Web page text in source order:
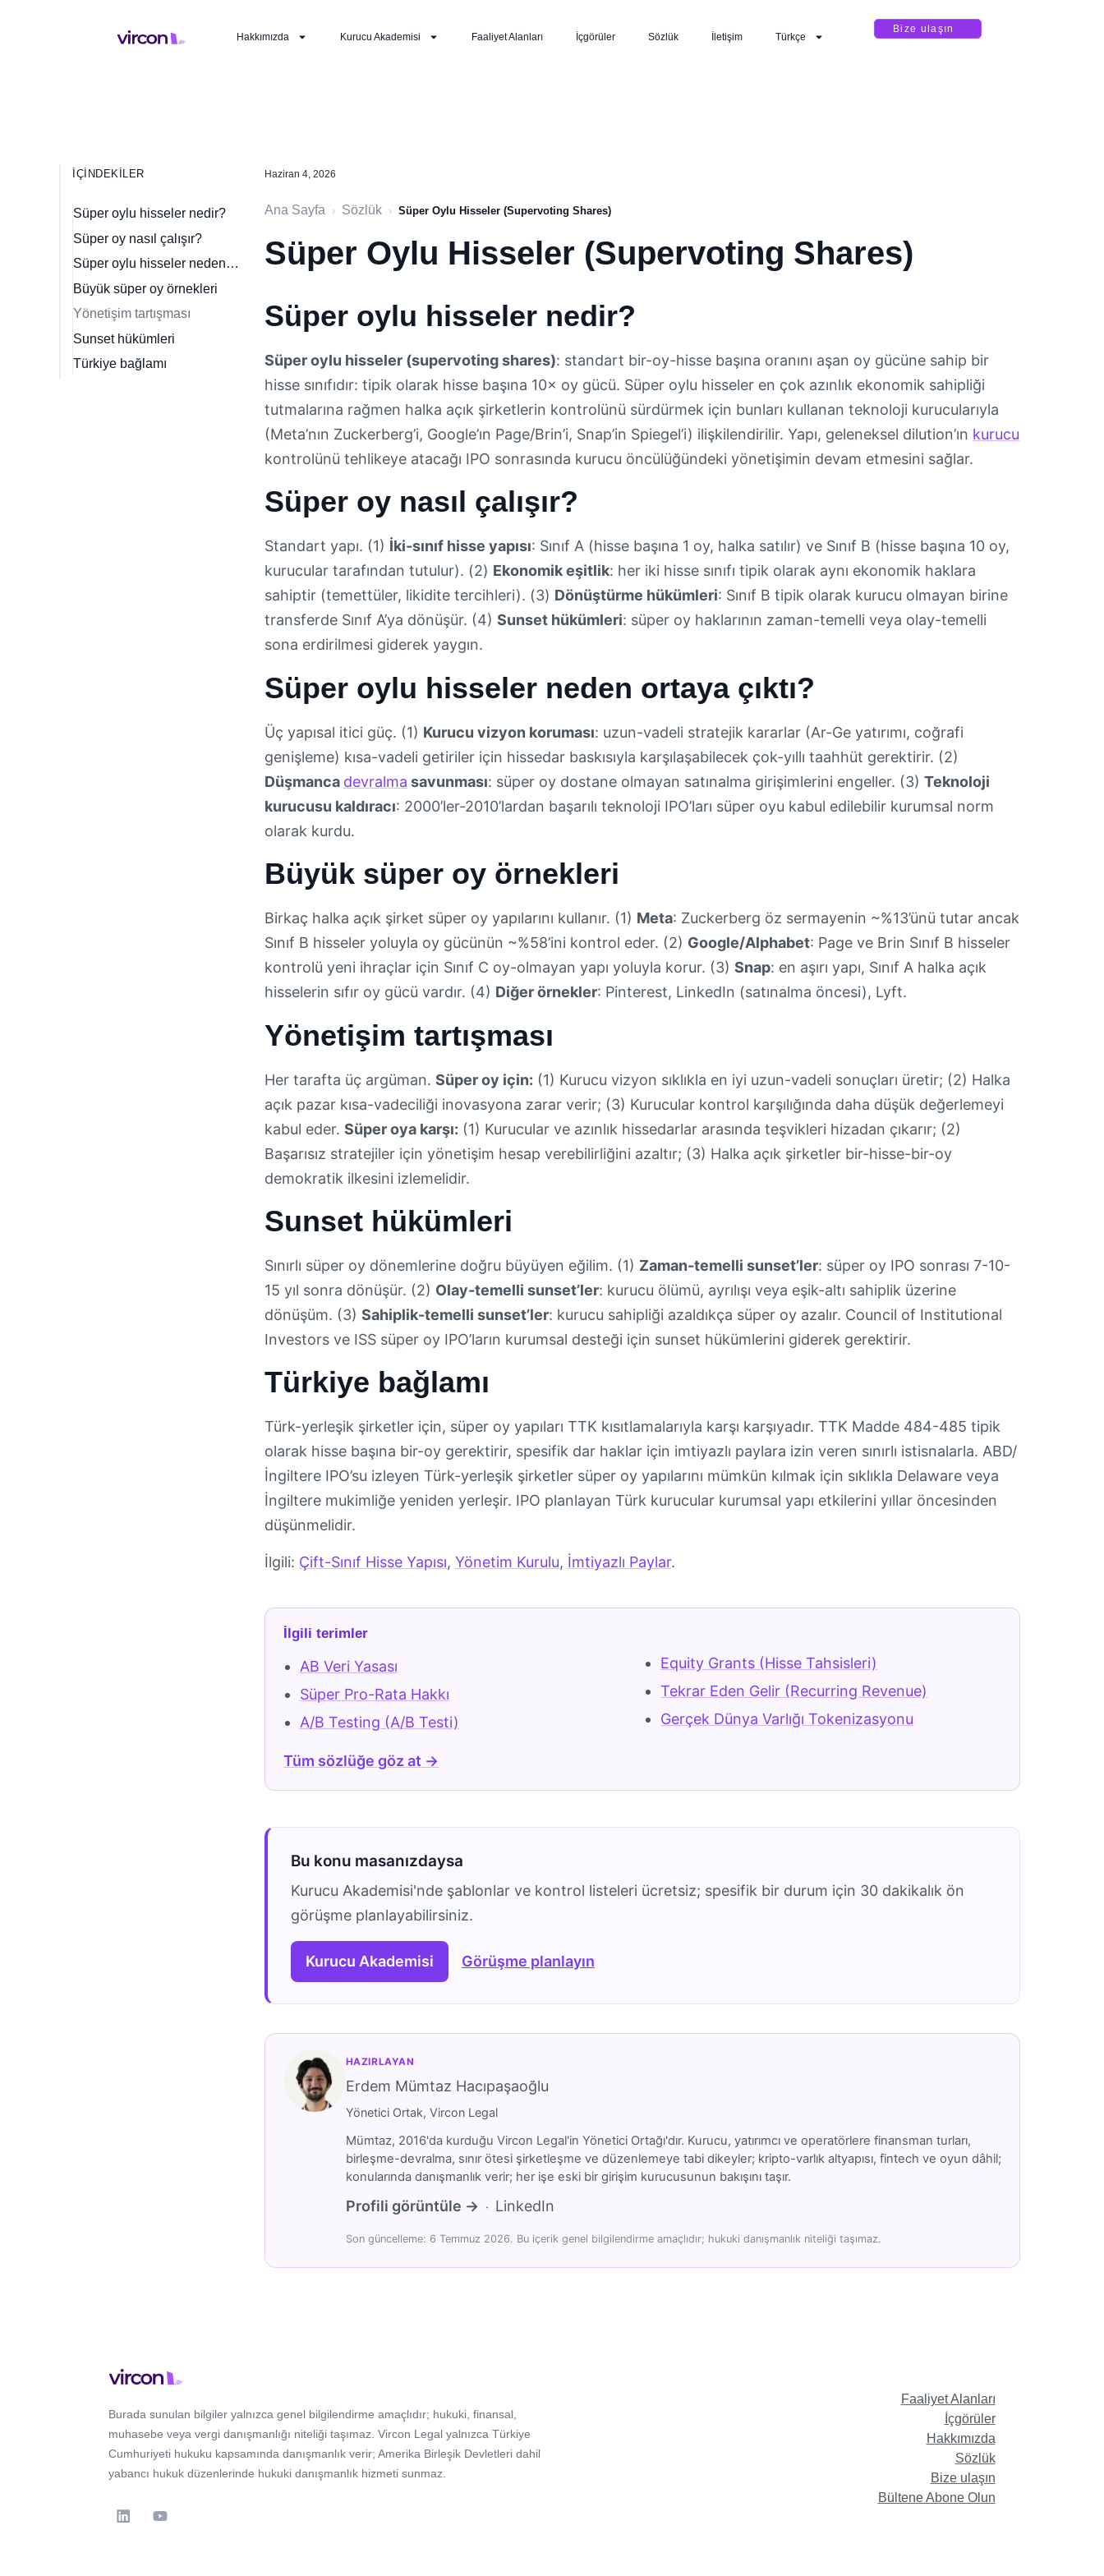
Hakkımızda Kurucu Akademisi Faaliyet Alanları İçgörüler Sözlük İletişim Türkçe
Bize ulaşın
İÇINDEKILER
Süper oylu hisseler nedir?
Süper oy nasıl çalışır?
Süper oylu hisseler neden ortaya çıktı?
Büyük süper oy örnekleri
Yönetişim tartışması
Sunset hükümleri
Türkiye bağlamı
Haziran 4, 2026
Ana Sayfa › Sözlük › Süper Oylu Hisseler (Supervoting Shares)
Süper Oylu Hisseler (Supervoting Shares)
Süper oylu hisseler nedir?
Süper oylu hisseler (supervoting shares): standart bir-oy-hisse başına oranını aşan oy gücüne sahip bir
hisse sınıfıdır: tipik olarak hisse başına 10× oy gücü. Süper oylu hisseler en çok azınlık ekonomik sahipliği
tutmalarına rağmen halka açık şirketlerin kontrolünü sürdürmek için bunları kullanan teknoloji kurucularıyla
(Meta’nın Zuckerberg’i, Google’ın Page/Brin’i, Snap’in Spiegel’i) ilişkilendirilir. Yapı, geleneksel dilution’ın kurucu
kontrolünü tehlikeye atacağı IPO sonrasında kurucu öncülüğündeki yönetişimin devam etmesini sağlar.
Süper oy nasıl çalışır?
Standart yapı. (1) İki-sınıf hisse yapısı: Sınıf A (hisse başına 1 oy, halka satılır) ve Sınıf B (hisse başına 10 oy,
kurucular tarafından tutulur). (2) Ekonomik eşitlik: her iki hisse sınıfı tipik olarak aynı ekonomik haklara
sahiptir (temettüler, likidite tercihleri). (3) Dönüştürme hükümleri: Sınıf B tipik olarak kurucu olmayan birine
transferde Sınıf A’ya dönüşür. (4) Sunset hükümleri: süper oy haklarının zaman-temelli veya olay-temelli
sona erdirilmesi giderek yaygın.
Süper oylu hisseler neden ortaya çıktı?
Üç yapısal itici güç. (1) Kurucu vizyon koruması: uzun-vadeli stratejik kararlar (Ar-Ge yatırımı, coğrafi
genişleme) kısa-vadeli getiriler için hissedar baskısıyla karşılaşabilecek çok-yıllı taahhüt gerektirir. (2)
Düşmanca devralma savunması: süper oy dostane olmayan satınalma girişimlerini engeller. (3) Teknoloji
kurucusu kaldıracı: 2000’ler-2010’lardan başarılı teknoloji IPO’ları süper oyu kabul edilebilir kurumsal norm
olarak kurdu.
Büyük süper oy örnekleri
Birkaç halka açık şirket süper oy yapılarını kullanır. (1) Meta: Zuckerberg öz sermayenin ~%13’ünü tutar ancak
Sınıf B hisseler yoluyla oy gücünün ~%58’ini kontrol eder. (2) Google/Alphabet: Page ve Brin Sınıf B hisseler
kontrolü yeni ihraçlar için Sınıf C oy-olmayan yapı yoluyla korur. (3) Snap: en aşırı yapı, Sınıf A halka açık
hisselerin sıfır oy gücü vardır. (4) Diğer örnekler: Pinterest, LinkedIn (satınalma öncesi), Lyft.
Yönetişim tartışması
Her tarafta üç argüman. Süper oy için: (1) Kurucu vizyon sıklıkla en iyi uzun-vadeli sonuçları üretir; (2) Halka
açık pazar kısa-vadeciliği inovasyona zarar verir; (3) Kurucular kontrol karşılığında daha düşük değerlemeyi
kabul eder. Süper oya karşı: (1) Kurucular ve azınlık hissedarlar arasında teşvikleri hizadan çıkarır; (2)
Başarısız stratejiler için yönetişim hesap verebilirliğini azaltır; (3) Halka açık şirketler bir-hisse-bir-oy
demokratik ilkesini izlemelidir.
Sunset hükümleri
Sınırlı süper oy dönemlerine doğru büyüyen eğilim. (1) Zaman-temelli sunset’ler: süper oy IPO sonrası 7-10-
15 yıl sonra dönüşür. (2) Olay-temelli sunset’ler: kurucu ölümü, ayrılışı veya eşik-altı sahiplik üzerine
dönüşüm. (3) Sahiplik-temelli sunset’ler: kurucu sahipliği azaldıkça süper oy azalır. Council of Institutional
Investors ve ISS süper oy IPO’ların kurumsal desteği için sunset hükümlerini giderek gerektirir.
Türkiye bağlamı
Türk-yerleşik şirketler için, süper oy yapıları TTK kısıtlamalarıyla karşı karşıyadır. TTK Madde 484-485 tipik
olarak hisse başına bir-oy gerektirir, spesifik dar haklar için imtiyazlı paylara izin veren sınırlı istisnalarla. ABD/
İngiltere IPO’su izleyen Türk-yerleşik şirketler süper oy yapılarını mümkün kılmak için sıklıkla Delaware veya
İngiltere mukimliğe yeniden yerleşir. IPO planlayan Türk kurucular kurumsal yapı etkilerini yıllar öncesinden
düşünmelidir.
İlgili: Çift-Sınıf Hisse Yapısı, Yönetim Kurulu, İmtiyazlı Paylar.
İlgili terimler
AB Veri Yasası
Süper Pro-Rata Hakkı
A/B Testing (A/B Testi)
Equity Grants (Hisse Tahsisleri)
Tekrar Eden Gelir (Recurring Revenue)
Gerçek Dünya Varlığı Tokenizasyonu
Tüm sözlüğe göz at →
Bu konu masanızdaysa
Kurucu Akademisi'nde şablonlar ve kontrol listeleri ücretsiz; spesifik bir durum için 30 dakikalık ön
görüşme planlayabilirsiniz.
Kurucu Akademisi Görüşme planlayın
HAZIRLAYAN
Erdem Mümtaz Hacıpaşaoğlu
Yönetici Ortak, Vircon Legal
Mümtaz, 2016'da kurduğu Vircon Legal'in Yönetici Ortağı'dır. Kurucu, yatırımcı ve operatörlere finansman turları,
birleşme-devralma, sınır ötesi şirketleşme ve düzenlemeye tabi dikeyler; kripto-varlık altyapısı, fintech ve oyun dâhil;
konularında danışmanlık verir; her işe eski bir girişim kurucusunun bakışını taşır.
Profili görüntüle → · LinkedIn
Son güncelleme: 6 Temmuz 2026. Bu içerik genel bilgilendirme amaçlıdır; hukuki danışmanlık niteliği taşımaz.
Burada sunulan bilgiler yalnızca genel bilgilendirme amaçlıdır; hukuki, finansal,
muhasebe veya vergi danışmanlığı niteliği taşımaz. Vircon Legal yalnızca Türkiye
Cumhuriyeti hukuku kapsamında danışmanlık verir; Amerika Birleşik Devletleri dahil
yabancı hukuk düzenlerinde hukuki danışmanlık hizmeti sunmaz.
Faaliyet Alanları
İçgörüler
Hakkımızda
Sözlük
Bize ulaşın
Bültene Abone Olun